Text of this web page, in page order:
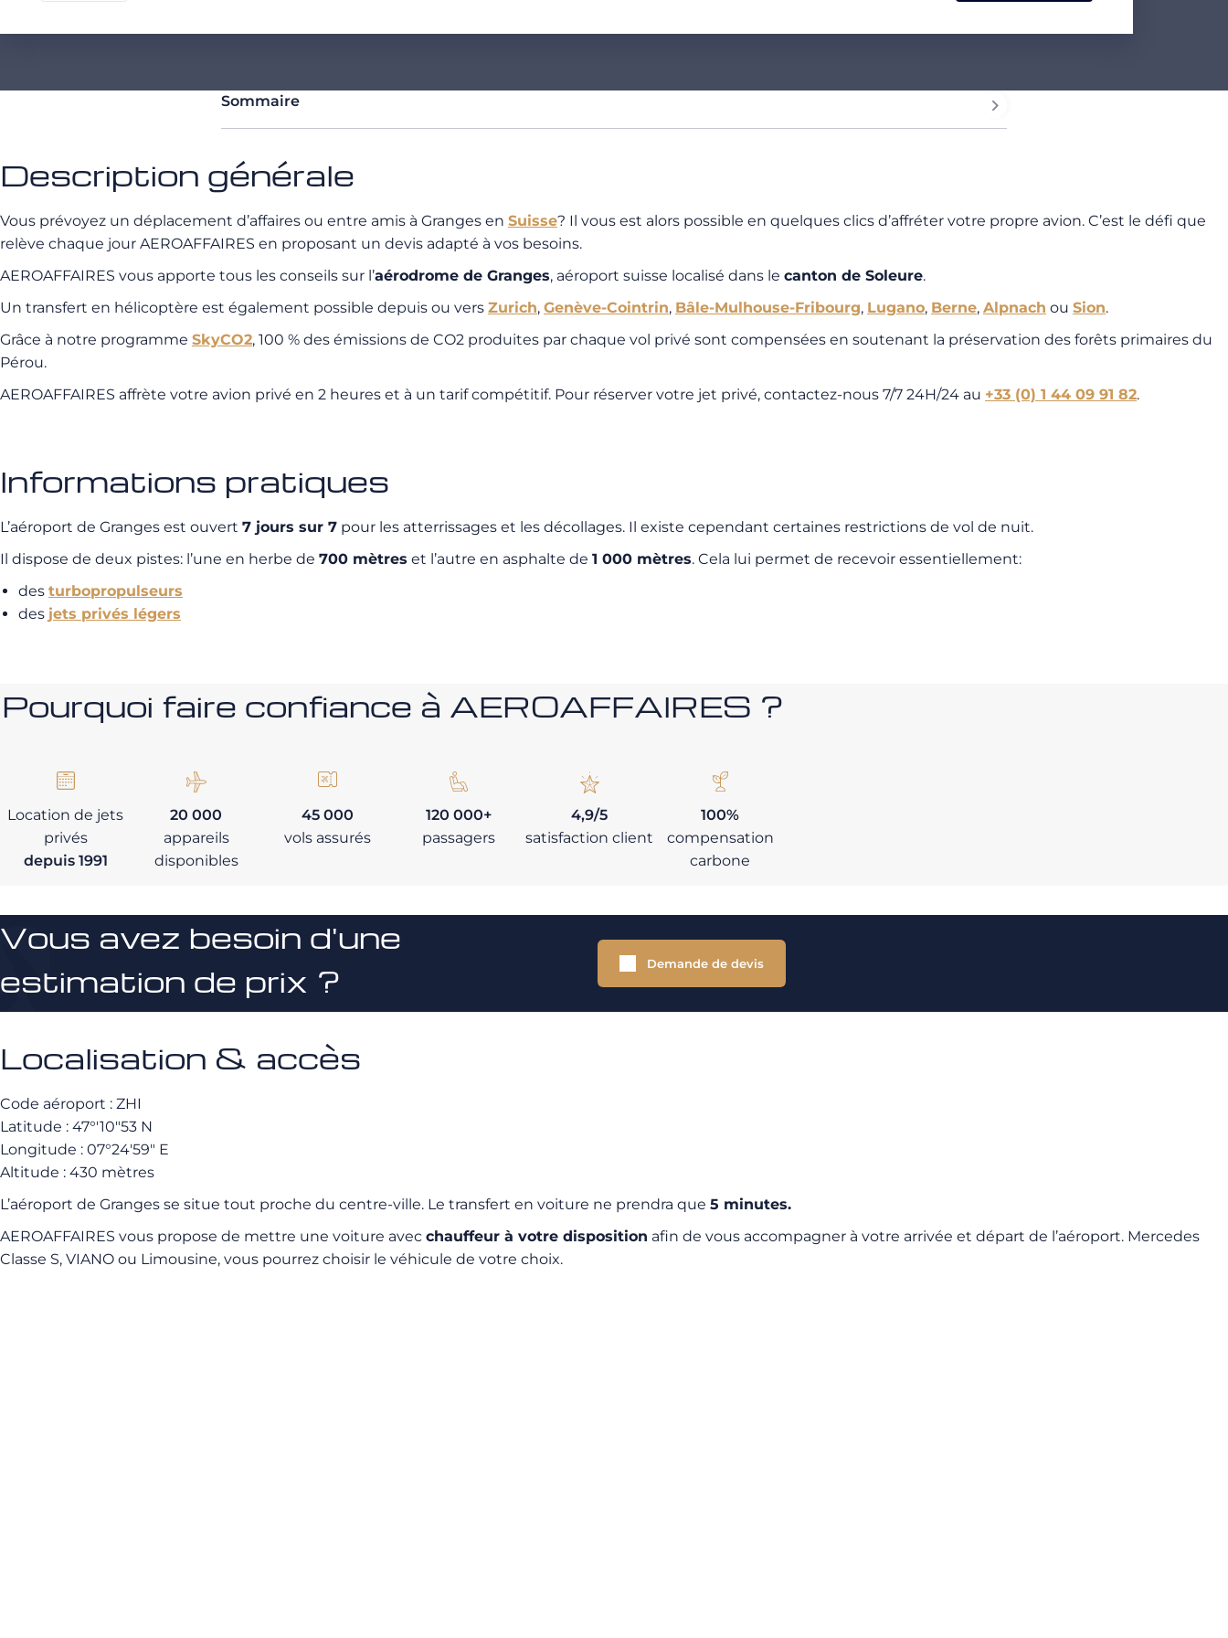
Sommaire
Description générale
Vous prévoyez un déplacement d’affaires ou entre amis à Granges en Suisse? Il vous est alors possible en quelques clics d’affréter votre propre avion. C’est le défi que
relève chaque jour AEROAFFAIRES en proposant un devis adapté à vos besoins.
AEROAFFAIRES vous apporte tous les conseils sur l’aérodrome de Granges, aéroport suisse localisé dans le canton de Soleure.
Un transfert en hélicoptère est également possible depuis ou vers Zurich, Genève-Cointrin, Bâle-Mulhouse-Fribourg, Lugano, Berne, Alpnach ou Sion.
Grâce à notre programme SkyCO2, 100 % des émissions de CO2 produites par chaque vol privé sont compensées en soutenant la préservation des forêts primaires du
Pérou.
AEROAFFAIRES affrète votre avion privé en 2 heures et à un tarif compétitif. Pour réserver votre jet privé, contactez-nous 7/7 24H/24 au +33 (0) 1 44 09 91 82.
Informations pratiques
L’aéroport de Granges est ouvert 7 jours sur 7 pour les atterrissages et les décollages. Il existe cependant certaines restrictions de vol de nuit.
Il dispose de deux pistes: l’une en herbe de 700 mètres et l’autre en asphalte de 1 000 mètres. Cela lui permet de recevoir essentiellement:
des turbopropulseurs
des jets privés légers
Pourquoi faire confiance à AEROAFFAIRES ?
Location de jets
privés
depuis 1991
20 000
appareils
disponibles
45 000
vols assurés
120 000+
passagers
4,9/5
satisfaction client
100%
compensation
carbone
Vous avez besoin d'une
estimation de prix ?
Demande de devis
Localisation & accès
Code aéroport : ZHI
Latitude : 47°′10″53 N
Longitude : 07°24′59″ E
Altitude : 430 mètres
L’aéroport de Granges se situe tout proche du centre-ville. Le transfert en voiture ne prendra que 5 minutes.
AEROAFFAIRES vous propose de mettre une voiture avec chauffeur à votre disposition afin de vous accompagner à votre arrivée et départ de l’aéroport. Mercedes
Classe S, VIANO ou Limousine, vous pourrez choisir le véhicule de votre choix.